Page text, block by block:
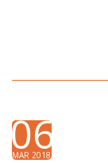
06
MAR 2018